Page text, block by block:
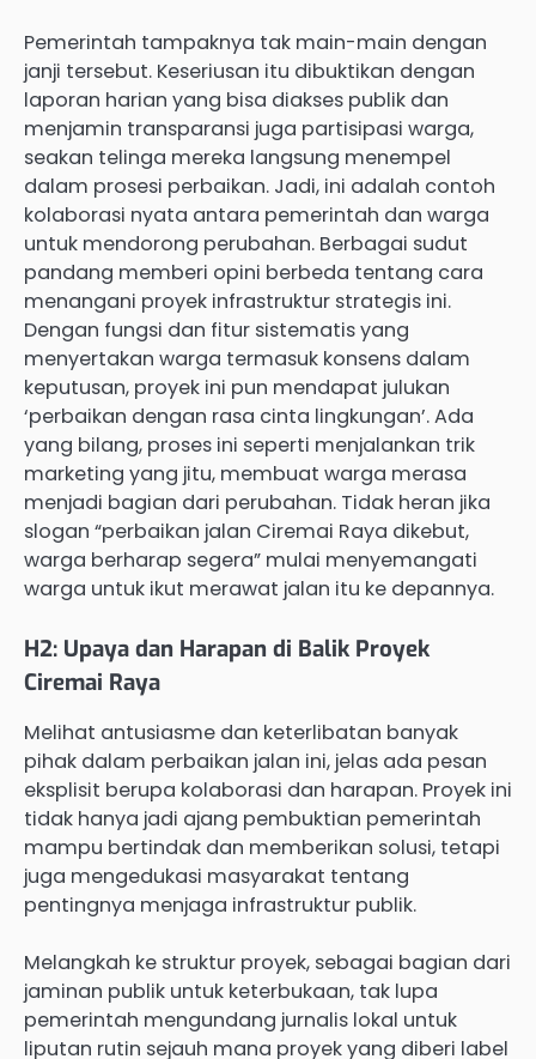
Pemerintah tampaknya tak main-main dengan
janji tersebut. Keseriusan itu dibuktikan dengan
laporan harian yang bisa diakses publik dan
menjamin transparansi juga partisipasi warga,
seakan telinga mereka langsung menempel
dalam prosesi perbaikan. Jadi, ini adalah contoh
kolaborasi nyata antara pemerintah dan warga
untuk mendorong perubahan. Berbagai sudut
pandang memberi opini berbeda tentang cara
menangani proyek infrastruktur strategis ini.
Dengan fungsi dan fitur sistematis yang
menyertakan warga termasuk konsens dalam
keputusan, proyek ini pun mendapat julukan
‘perbaikan dengan rasa cinta lingkungan’. Ada
yang bilang, proses ini seperti menjalankan trik
marketing yang jitu, membuat warga merasa
menjadi bagian dari perubahan. Tidak heran jika
slogan “perbaikan jalan Ciremai Raya dikebut,
warga berharap segera” mulai menyemangati
warga untuk ikut merawat jalan itu ke depannya.
H2: Upaya dan Harapan di Balik Proyek
Ciremai Raya
Melihat antusiasme dan keterlibatan banyak
pihak dalam perbaikan jalan ini, jelas ada pesan
eksplisit berupa kolaborasi dan harapan. Proyek ini
tidak hanya jadi ajang pembuktian pemerintah
mampu bertindak dan memberikan solusi, tetapi
juga mengedukasi masyarakat tentang
pentingnya menjaga infrastruktur publik.
Melangkah ke struktur proyek, sebagai bagian dari
jaminan publik untuk keterbukaan, tak lupa
pemerintah mengundang jurnalis lokal untuk
liputan rutin sejauh mana proyek yang diberi label